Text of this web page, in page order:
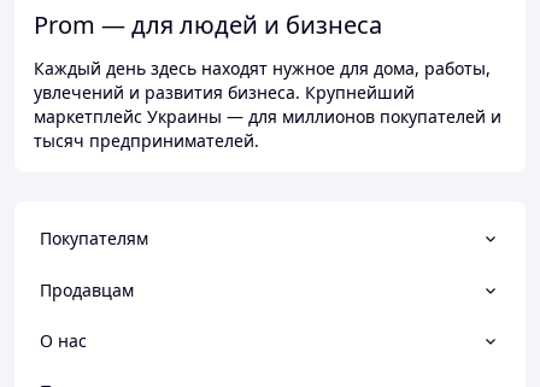
Prom — для людей и бизнеса
Каждый день здесь находят нужное для дома, работы,
увлечений и развития бизнеса. Крупнейший
маркетплейс Украины — для миллионов покупателей и
тысяч предпринимателей.
Покупателям
Продавцам
О нас